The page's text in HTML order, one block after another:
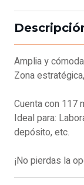
Amplia y
Zona
Cuenta con 117
Ideal para:
depósito, etc.
¡No pierdas la